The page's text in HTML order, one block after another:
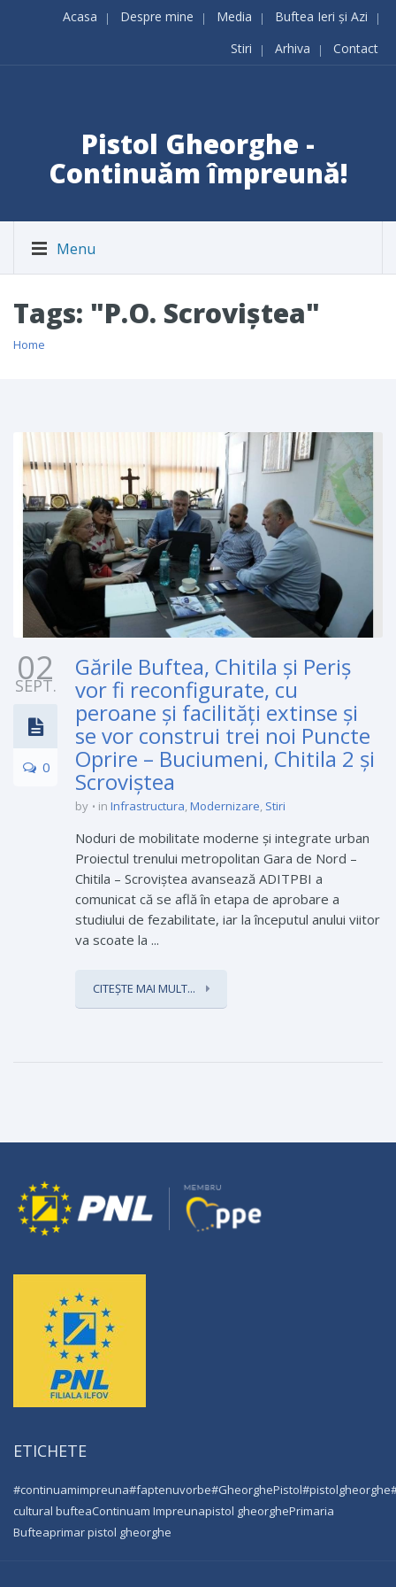
Acasa Despre mine Media
Buftea Ieri și Azi
Stiri
Arhiva Contact
Pistol Gheorghe -
Continuăm împreună!
Menu
Tags: "P.O. Scroviștea"
Home
02
SEPT.
0
Gările Buftea, Chitila și Periș
vor fi reconfigurate, cu
peroane și facilități extinse și
se vor construi trei noi Puncte
Oprire – Buciumeni, Chitila 2 și
Scroviștea
by in Infrastructura,Modernizare, Stiri
Noduri de mobilitate moderne și integrate urban
Proiectul trenului metropolitan Gara de Nord –
Chitila – Scroviştea avansează ADITPBI a
comunicat că se află în etapa de aprobare a
studiului de fezabilitate, iar la începutul anului viitor
va scoate la ...
CITEȘTE MAI MULT...
ETICHETE
#continuamimpreuna#faptenuvorbe#GheorghePistol#pistolgheorghe
cultural bufteaContinuam Impreunapistol gheorghePrimaria
Bufteaprimar pistol gheorghe